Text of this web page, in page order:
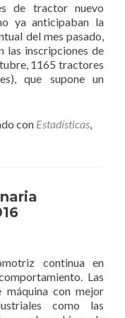
de tractor nuevo
ya anticipaban la
del mes pasado,
las inscripciones de
1165 tractores
que supone un
con Estadísticas,
continua en
Las
con mejor
como las